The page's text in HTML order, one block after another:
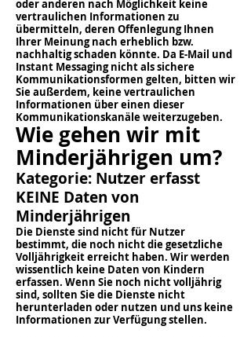
oder anderen nach Möglichkeit keine
vertraulichen Informationen zu
übermitteln, deren Offenlegung Ihnen
Ihrer Meinung nach erheblich bzw.
nachhaltig schaden könnte. Da E-Mail und
Instant Messaging nicht als sichere
Kommunikationsformen gelten, bitten wir
Sie außerdem, keine vertraulichen
Informationen über einen dieser
Kommunikationskanäle weiterzugeben.
Wie gehen wir mit
Minderjährigen um?
Kategorie: Nutzer erfasst
KEINE Daten von
Minderjährigen
Die Dienste sind nicht für Nutzer
bestimmt, die noch nicht die gesetzliche
Volljährigkeit erreicht haben. Wir werden
wissentlich keine Daten von Kindern
erfassen. Wenn Sie noch nicht volljährig
sind, sollten Sie die Dienste nicht
herunterladen oder nutzen und uns keine
Informationen zur Verfügung stellen.